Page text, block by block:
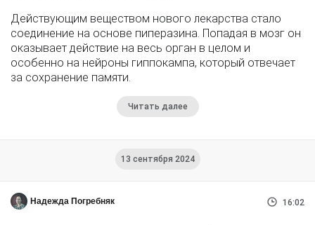
Действующим веществом нового лекарства стало
соединение на основе пиперазина. Попадая в мозг он
оказывает действие на весь орган в целом и
особенно на нейроны гиппокампа, который отвечает
за сохранение памяти.
Читать далее
13 сентября 2024
Надежда Погребняк 16:02